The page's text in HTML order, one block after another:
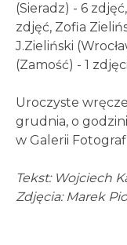
(Sieradz) - 6
zdjęć, Zofia
J.Zieliński
(Zamość) - 1
Uroczyste
grudnia, o
w Galerii
Tekst: Wojciech
Zdjęcia: Marek